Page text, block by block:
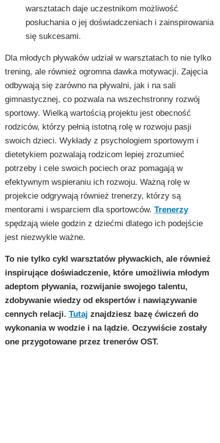
warsztatach daje uczestnikom możliwość
posłuchania o jej doświadczeniach i zainspirowania
się sukcesami.
Dla młodych pływaków udział w warsztatach to nie tylko
trening, ale również ogromna dawka motywacji. Zajęcia
odbywają się zarówno na pływalni, jak i na sali
gimnastycznej, co pozwala na wszechstronny rozwój
sportowy. Wielką wartością projektu jest obecność
rodziców, którzy pełnią istotną rolę w rozwoju pasji
swoich dzieci. Wykłady z psychologiem sportowym i
dietetykiem pozwalają rodzicom lepiej zrozumieć
potrzeby i cele swoich pociech oraz pomagają w
efektywnym wspieraniu ich rozwoju. Ważną rolę w
projekcie odgrywają również trenerzy, którzy są
mentorami i wsparciem dla sportowców. Trenerzy
spędzają wiele godzin z dziećmi dlatego ich podejście
jest niezwykle ważne.
To nie tylko cykl warsztatów pływackich, ale również
inspirujące doświadczenie, które umożliwia młodym
adeptom pływania, rozwijanie swojego talentu,
zdobywanie wiedzy od ekspertów i nawiązywanie
cennych relacji. Tutaj znajdziesz bazę ćwiczeń do
wykonania w wodzie i na lądzie. Oczywiście zostały
one przygotowane przez trenerów OST.